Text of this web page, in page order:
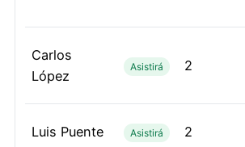
Carlos
López
Asistirá 2
Luis Puente Asistirá 2